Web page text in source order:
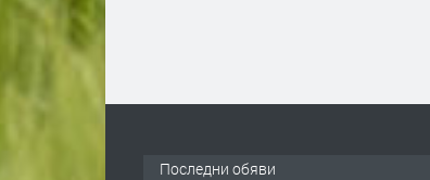
Последни обяви
работа в разсадник